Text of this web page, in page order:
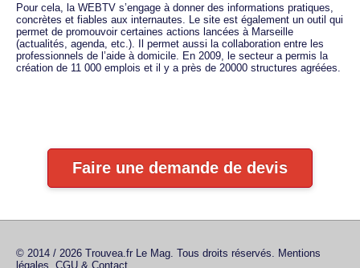
Pour cela, la WEBTV s’engage à donner des informations pratiques,
concrètes et fiables aux internautes. Le site est également un outil qui
permet de promouvoir certaines actions lancées à Marseille
(actualités, agenda, etc.). Il permet aussi la collaboration entre les
professionnels de l’aide à domicile. En 2009, le secteur a permis la
création de 11 000 emplois et il y a près de 20000 structures agréées.
Faire une demande de devis
© 2014 / 2026 Trouvea.fr Le Mag. Tous droits réservés. Mentions
légales, CGU & Contact